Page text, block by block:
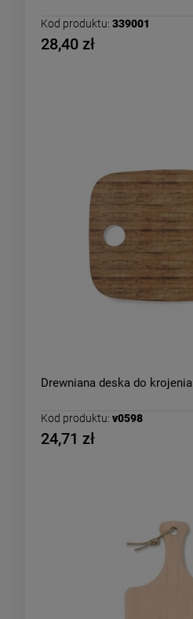
Kod produktu: 339001
28,40 zł
Drewniana deska do krojenia
Kod produktu: v0598
24,71 zł